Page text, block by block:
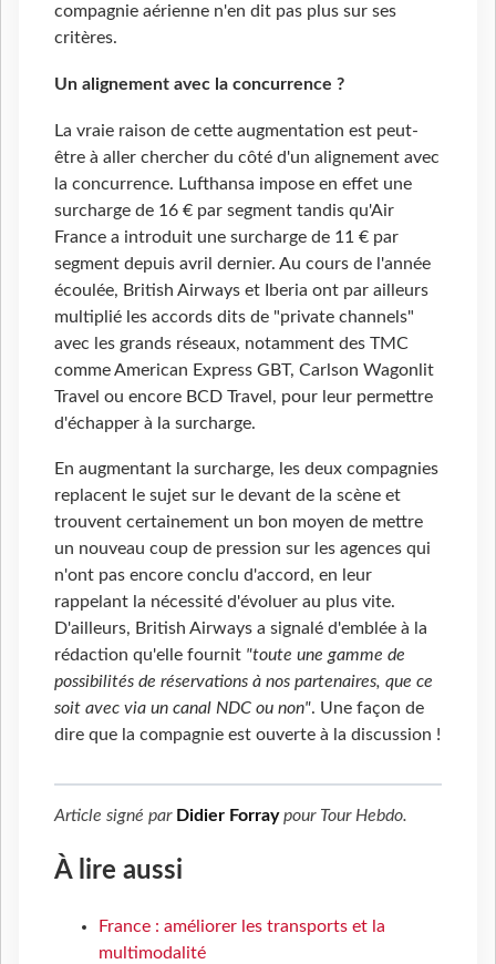
compagnie aérienne n'en dit pas plus sur ses
critères.
Un alignement avec la concurrence ?
La vraie raison de cette augmentation est peut-
être à aller chercher du côté d'un alignement avec
la concurrence. Lufthansa impose en effet une
surcharge de 16 € par segment tandis qu'Air
France a introduit une surcharge de 11 € par
segment depuis avril dernier. Au cours de l'année
écoulée, British Airways et Iberia ont par ailleurs
multiplié les accords dits de "private channels"
avec les grands réseaux, notamment des TMC
comme American Express GBT, Carlson Wagonlit
Travel ou encore BCD Travel, pour leur permettre
d'échapper à la surcharge.
En augmentant la surcharge, les deux compagnies
replacent le sujet sur le devant de la scène et
trouvent certainement un bon moyen de mettre
un nouveau coup de pression sur les agences qui
n'ont pas encore conclu d'accord, en leur
rappelant la nécessité d'évoluer au plus vite.
D'ailleurs, British Airways a signalé d'emblée à la
rédaction qu'elle fournit "toute une gamme de
possibilités de réservations à nos partenaires, que ce
soit avec via un canal NDC ou non". Une façon de
dire que la compagnie est ouverte à la discussion !
Article signé par Didier Forraypour Tour Hebdo.
À lire aussi
France : améliorer les transports et la
multimodalité